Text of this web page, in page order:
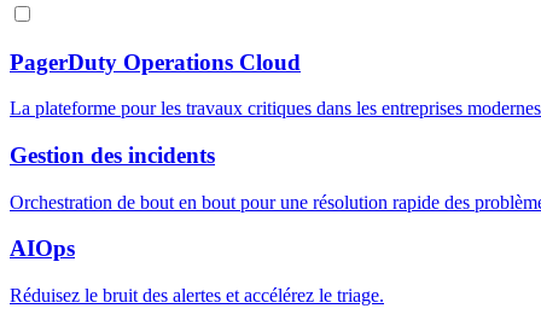
PagerDuty Operations Cloud
La plateforme pour les travaux critiques dans les entreprises
Gestion des incidents
Orchestration de bout en bout pour une résolution rapide des
AIOps
Réduisez le bruit des alertes et accélérez le triage.